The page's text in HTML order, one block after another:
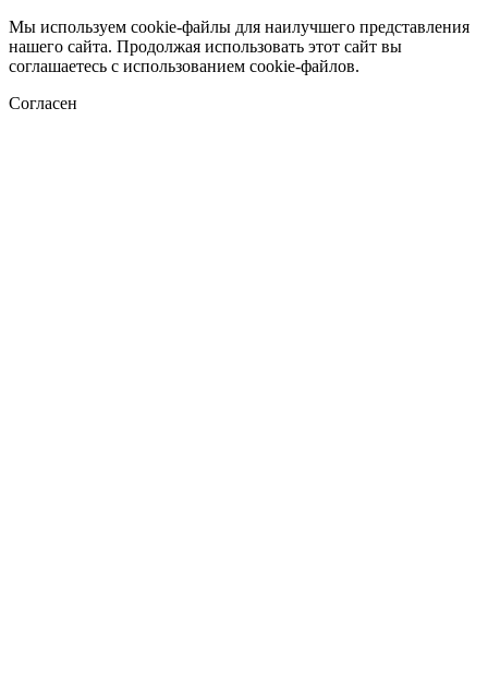
Мы используем cookie-файлы для наилучшего представления
нашего сайта. Продолжая использовать этот сайт вы
соглашаетесь с использованием cookie-файлов.
Согласен